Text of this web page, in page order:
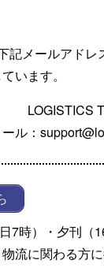
記メールアドレ
います。
LOGISTICS
ール：
7時）・夕刊（
流に関わる方